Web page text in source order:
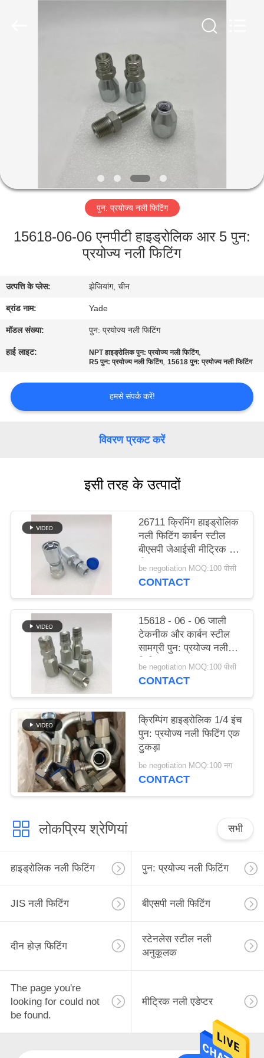
में
भ्रमण
नियंत्रण
संपर्क
करें
एक
उद्धरण
साइटमैप
PRIVACY
POLICY
पुन: प्रयोज्य नली फिटिंग
15618-06-06 एनपीटी हाइड्रोलिक आर 5 पुन:
प्रयोज्य नली फिटिंग
उत्पत्ति के प्लेस: झेजियांग, चीन
ब्रांड नाम: Yade
मॉडल संख्या: पुन: प्रयोज्य नली फिटिंग
हाई लाइट: NPT हाइड्रोलिक पुन: प्रयोज्य नली फिटिंग,
R5 पुन: प्रयोज्य नली फिटिंग,15618 पुन: प्रयोज्य नली फिटिंग
हमसे संपर्क करें!
विवरण प्रकट करें
इसी तरह के उत्पादों
26711 क्रिमिंग हाइड्रोलिक
नली फिटिंग कार्बन स्टील
बीएसपी जेआईसी मीट्रिक वन
पीस
be negotiation MOQ:100 पीसी
CONTACT
15618 - 06 - 06 जाली
टेकनीक और कार्बन स्टील
सामग्री पुन: प्रयोज्य नली
फिटिंग
be negotiation MOQ:100 पीसी
CONTACT
क्रिम्पिंग हाइड्रोलिक 1/4 इंच
पुन: प्रयोज्य नली फिटिंग एक
टुकड़ा
be negotiation MOQ:100 नग
CONTACT
लोकप्रिय श्रेणियां सभी
हाइड्रोलिक नली फिटिंग पुन: प्रयोज्य नली फिटिंग
JIS नली फिटिंग बीएसपी नली फिटिंग
दीन होज़ फिटिंग
स्टेनलेस स्टील नली
अनुकूलक
The page you're
looking for could not
be found.
मीट्रिक नली एडेप्टर